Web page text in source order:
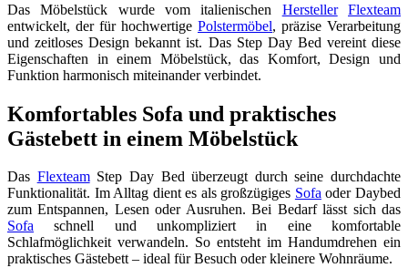
Das Möbelstück wurde vom italienischen Hersteller
Flexteam
entwickelt, der für hochwertige Polstermöbel, präzise Verarbeitung
und zeitloses Design bekannt ist. Das Step Day Bed vereint diese
Eigenschaften in einem Möbelstück, das Komfort, Design und
Funktion harmonisch miteinander verbindet.
Komfortables Sofa und praktisches
Gästebett in einem Möbelstück
Das FlexteamStep Day Bed überzeugt durch seine durchdachte
Funktionalität. Im Alltag dient es als großzügiges Sofaoder Daybed
zum Entspannen, Lesen oder Ausruhen. Bei Bedarf lässt sich das
Sofa schnell und unkompliziert in eine komfortable
Schlafmöglichkeit verwandeln. So entsteht im Handumdrehen ein
praktisches Gästebett – ideal für Besuch oder kleinere Wohnräume.